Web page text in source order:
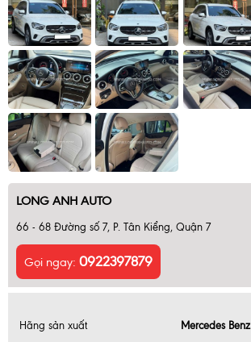
LONG ANH AUTO
66 - 68 Đường số 7, P. Tân Kiểng, Quận 7
Gọi ngay: 0922397879
Hãng sản xuất Mercedes Benz